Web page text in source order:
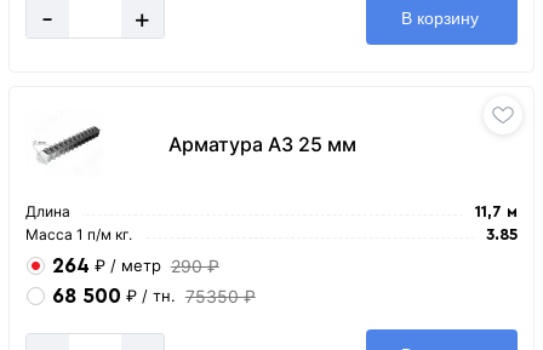
- + В корзину
Арматура А3 25 мм
Длина 11,7 м
Масса 1 п/м кг. 3.85
264 ₽ / метр 290 ₽
68 500 ₽ / тн. 75350 ₽